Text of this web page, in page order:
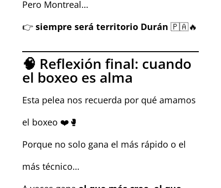
Pero Montreal…
👉 siempre será territorio Durán 🇵🇦🔥
🧠 Reflexión final: cuando
el boxeo es alma
Esta pelea nos recuerda por qué amamos
el boxeo ❤️🥊
Porque no solo gana el más rápido o el
más técnico…